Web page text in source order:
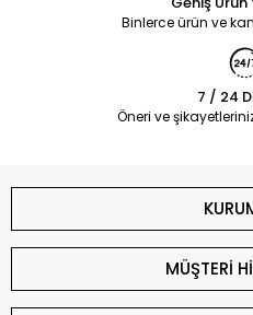
Binlerce ürün ve
7 / 24
Öneri ve
MÜŞTERİ